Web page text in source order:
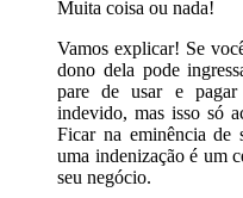
Muita coisa ou nada!
Vamos explicar! Se
dono dela pode
pare de usar e pagar
indevido, mas isso só
Ficar na eminência de
uma indenização é um
seu negócio.